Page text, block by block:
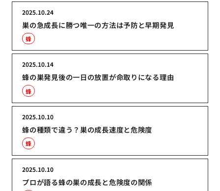
巣の急成長に勝つ唯一の方法は予防と早期発見
2025.10.24
蜂
蜂の巣発見後の一日の放置が命取りになる理由
2025.10.14
蜂
蜂の種類で違う？巣の成長速度と危険度
2025.10.10
蜂
プロが語る蜂の巣の成長と危険度の関係
2025.10.10